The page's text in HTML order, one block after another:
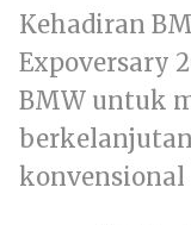
Kehadiran
Expoversary
BMW untuk
konvensional